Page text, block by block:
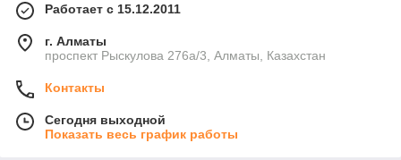
Работает с 15.12.2011
г. Алматы
проспект Рыскулова 276а/3, Алматы, Казахстан
Контакты
Сегодня выходной
Показать весь график работы